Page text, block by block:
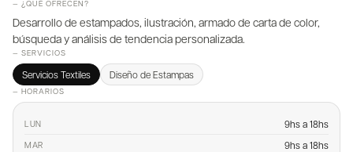
— ¿QUÉ OFRECEN?
Desarrollo de estampados, ilustración, armado de carta de color,
búsqueda y análisis de tendencia personalizada.
— SERVICIOS
Servicios Textiles Diseño de Estampas
— HORARIOS
LUN 9hs a 18hs
MAR 9hs a 18hs